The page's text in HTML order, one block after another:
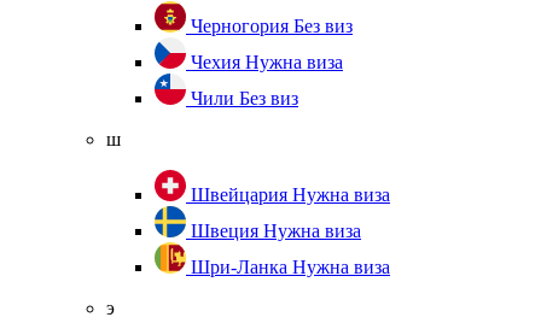
Черногория Без виз
Чехия Нужна виза
Чили Без виз
ш
Швейцария Нужна виза
Швеция Нужна виза
Шри-Ланка Нужна виза
э